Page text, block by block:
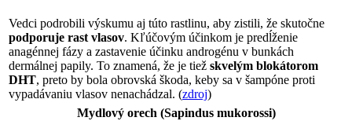
Vedci podrobili výskumu aj túto rastlinu, aby zistili, že skutočne
podporuje rast vlasov. Kľúčovým účinkom je predĺženie
anagénnej fázy a zastavenie účinku androgénu v bunkách
dermálnej papily. To znamená, že je tiež skvelým blokátorom
DHT, preto by bola obrovská škoda, keby sa v šampóne proti
vypadávaniu vlasov nenachádzal. (zdroj)
Mydlový orech (Sapindus mukorossi)